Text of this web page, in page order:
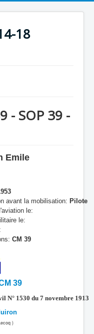
18
- SOP 39 -
Emile
avant la mobilisation: Pilote
le:
le:
CM 39
39
N° 1530 du 7 novembre 1913
)